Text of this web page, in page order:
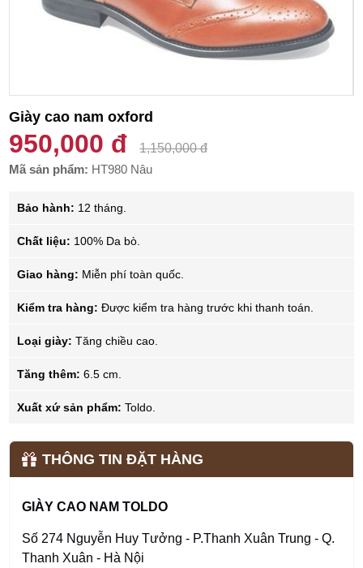
Giày cao nam oxford
950,000 đ
1,150,000 đ
Mã sản phẩm: HT980 Nâu
Bảo hành: 12 tháng.
Chất liệu: 100% Da bò.
Giao hàng: Miễn phí toàn quốc.
Kiểm tra hàng: Được kiểm tra hàng trước khi thanh toán.
Loại giày: Tăng chiều cao.
Tăng thêm: 6.5 cm.
Xuất xứ sản phẩm: Toldo.
THÔNG TIN ĐẶT HÀNG
GIÀY CAO NAM TOLDO
Số 274 Nguyễn Huy Tưởng - P.Thanh Xuân Trung - Q.
Thanh Xuân - Hà Nội